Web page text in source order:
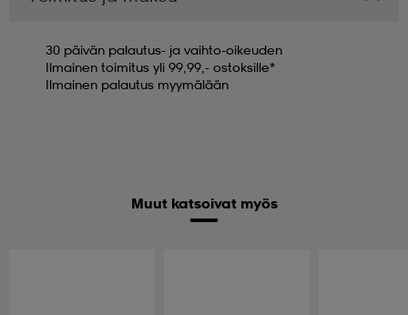
30 päivän palautus- ja vaihto-oikeuden
Ilmainen toimitus yli 99,99,- ostoksille*
Ilmainen palautus myymälään
Muut katsoivat myös